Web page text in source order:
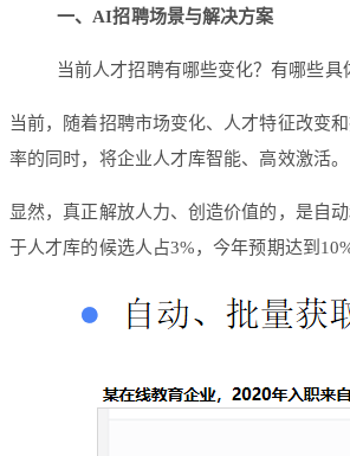
一、AI招聘场景与解决方案
当前人才招聘有哪些变化？有哪些
当前，随着招聘市场变化、人才特征改变
率的同时，将企业人才库智能、高效激活。
显然，真正解放人力、创造价值的，是自
于人才库的候选人占3%，今年预期达到